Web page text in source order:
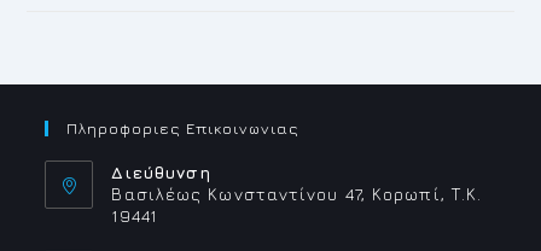
Πληροφοριες Επικοινωνιας
Διεύθυνση
Βασιλέως Κωνσταντίνου 47, Κορωπί, Τ.Κ.
19441